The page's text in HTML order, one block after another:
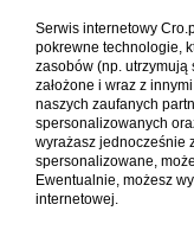
Serwis internetowy
pokrewne technologie,
zasobów (np. utrzymują
założone i wraz z
naszych zaufanych
spersonalizowanych
wyrażasz jednocześnie
spersonalizowane,
Ewentualnie, możesz
internetowej.